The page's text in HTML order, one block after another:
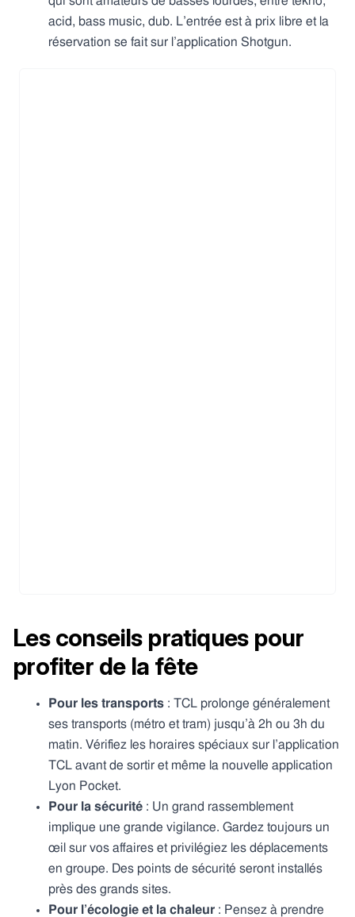
acid, bass music, dub. L’entrée est à prix libre et la
réservation se fait sur l’application Shotgun.
Les conseils pratiques pour
profiter de la fête
Pour les transports : TCL prolonge généralement
ses transports (métro et tram) jusqu’à 2h ou 3h du
matin. Vérifiez les horaires spéciaux sur l’application
TCL avant de sortir et même la nouvelle application
Lyon Pocket.
Pour la sécurité : Un grand rassemblement
implique une grande vigilance. Gardez toujours un
œil sur vos affaires et privilégiez les déplacements
en groupe. Des points de sécurité seront installés
près des grands sites.
Pour l’écologie et la chaleur : Pensez à prendre